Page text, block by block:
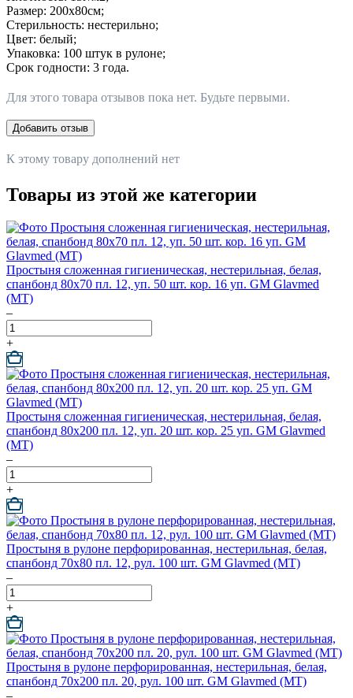
Размер: 200х80см;
Стерильность: нестерильно;
Цвет: белый;
Упаковка: 100 штук в рулоне;
Срок годности: 3 года.
Для этого товара отзывов пока нет. Будьте первыми.
Добавить отзыв
К этому товару дополнений нет
Товары из этой же категории
Простыня сложенная гигиеническая, нестерильная, белая,
спанбонд 80х70 пл. 12, уп. 50 шт. кор. 16 уп. GM Glavmed
(МТ)
–
+
Простыня сложенная гигиеническая, нестерильная, белая,
спанбонд 80х200 пл. 12, уп. 20 шт. кор. 25 уп. GM Glavmed
(МТ)
–
+
Простыня в рулоне перфорированная, нестерильная, белая,
спанбонд 70х80 пл. 12, рул. 100 шт. GM Glavmed (МТ)
–
+
Простыня в рулоне перфорированная, нестерильная, белая,
спанбонд 70х200 пл. 20, рул. 100 шт. GM Glavmed (МТ)